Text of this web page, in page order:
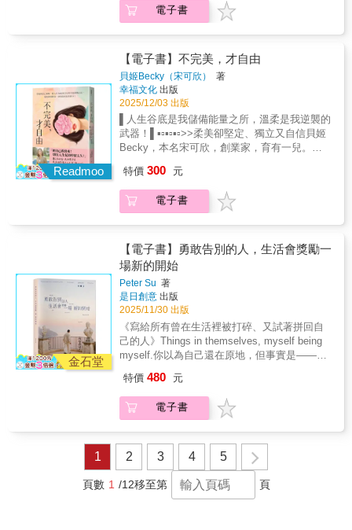
活的縮影；一段段故事，是人生的百味。」──
育兒中斷職涯十年，從企業職場轉身，偶然間
進入了江南小吃店的賽道，每天和形色人等打
交道，以真誠服務與細膩觀察，寫下與客人間
的溫暖互動。每道料理都藏著故事，每份服務
都是蘊藏哲思，讓讀者暖胃暖心，一同品味人
生。」──林佳樺作家【廣大讀者暖心推薦】
★ 這是許多讀者都能產生共鳴的人生故事。★
帶有小說色彩的真實故事，既貼切又有趣。★
每次去江南車站附近，我一定會去這家小吃
者索取簽名嗎？★ 作者描繪日常生活中的微小
經歷，如同溫柔的海浪那般，向讀者傳達同
情、安慰和勇氣，這讓我感到溫暖，也讓我微
笑。★ 這本書會讓你回顧忙碌生活中錯過的和
認為理所當然的事情。這是一本適合在疲憊而
艱難的一天裡閱讀的書，尤其是當你需要一個
新的視角來看待生活時。★ 與其說是極其濃烈
或深刻的事物，不如說是大家一起享用、一起
回憶的小吃；與其說是令人驚嘆的菜餚，不如
說是美味、享受、療癒的小吃。我覺得這本書
的魅力就在於會讓你開懷大笑，並且在笑中成
長。
書中的一些思考關於世代差異│與其說一代不如
一代，其實是一代不同於一代。 關於贏在起跑
點│我們只歌頌開花的樹，卻忘了土壤不一樣。
關於刺蝟般的我們│刺，不是為了攻擊別人，而
是為了保護自己不被貼上標籤。關於真相│每一
次我們以為「看懂了」，其實只是看到一件事
情「足以讓我們生氣」的部分。關於夢想│許多
我們以為天生注定的夢想，其實來自於偶然的
探索與嘗試，在日常生活的點滴中慢慢浮現。
本書特色寫給成長路上迷路過、掙扎過、懷疑
過的你──‧有溫度又犀利的生活故事，帶領讀者
進入與自我、世代的對話。為被誤解的年輕心
靈發聲，也試圖體會不同世代的差異。‧ 每個人
都有自己的「人生出廠設定」，即使我們無法
全然體會，也可以學習尊重、理解。‧重新註釋
離理想中的自己，越來越遠……．長大，不是
添麻煩；追求一份體面的工作、過著看起來穩
定的人生；把情緒藏起來，把自己塞進別人期
待的框架，努力成為「像樣的大人」。但，這
種「樣子」，真的是自己想要的嗎？本書作者
宮能安真切地分享自己在成為「像樣大人」的
路上，所面對的疑惑、卡關、掙扎與各種生活
反思。希望透過文字，陪伴你：對自己的卡
住，多一點理解； 對他人的笨拙，多一點寬
容；對那些習以為常的標準，多一點質問。慢
書中的一些思考關於世代差異│與其說一代不如
一代，其實是一代不同於一代。 關於贏在起跑
點│我們只歌頌開花的樹，卻忘了土壤不一樣。
關於刺蝟般的我們│刺，不是為了攻擊別人，而
是為了保護自己不被貼上標籤。關於真相│每一
次我們以為「看懂了」，其實只是看到一件事
情「足以讓我們生氣」的部分。關於夢想│許多
我們以為天生注定的夢想，其實來自於偶然的
探索與嘗試，在日常生活的點滴中慢慢浮現。
本書特色寫給成長路上迷路過、掙扎過、懷疑
過的你──‧有溫度又犀利的生活故事，帶領讀者
進入與自我、世代的對話。為被誤解的年輕心
都有自己的「人生出廠設定」，即使我們無法
全然體會，也可以學習尊重、理解。‧重新註釋
成長路上被預設的「你應該／你不該」，成為
電子書
Readmoo
【電子書】不完美，才自由
貝姬Becky（宋可欣）
著
幸福文化 出版
2025/12/03 出版
▌人生谷底是我儲備能量之所，溫柔是我逆襲的
武器！▌▪️▫️▪️▫️▪️▫️>>柔美卻堅定、獨立又自信貝姬
Becky，本名宋可欣，創業家，育有一兒。長
有專業研究與實踐，更對美感有獨特且敏銳的
見解。在這本書中，她希望呈現的不只是創業
者的堅韌與專業，更是一種「柔美卻堅定、獨
裡找到力量，也能汲取她那份不畏困境、勇於
突破的精神。這本書不僅是她人生故事的分
享，更是一份獻給每位正在追尋自我價值與內
在力量讀者的靈感與啟發。∇不完美，是種自由
 跨出去：不讓焦慮設限，從小步開始，立刻
去做才能突破。 翻盤契機：學會自我和解、
接受不完美，才能汲取力量成長。 創造好
運：整理空間，用心照顧生活細節，自然吸引
好運。∇在壓力中，找到與自己和解的智慧
Set boundary：為自己設下界線，與過去劃清
立安心心境。 與自己和解：接納過去，才能
獲得真正自由。∇在關係中，學會用真心與人品
相處 放下糾結：主動靠近家人，透過小行動
累積信任，迎來好運。 愛出者愛返：即使忙
碌也重視親子互動，無私的愛會自然回到自己
身上。 獨立：女性從掌握經濟自主開始，學
會為自己做決定，才能主導人生。∇在快節奏
裡，學會慢下來，珍惜當下 儀式感：用一杯
特價 300 元
電子書
金石堂
【電子書】勇敢告別的人，生活會獎勵一
場新的開始
Peter Su 著
是日創意 出版
2025/11/30 出版
《寫給所有曾在生活裡被打碎、又試著拼回自
己的人》Things in themselves, myself being
myself.你以為自己還在原地，但事實是——你
的早晨，那就是一種前進，那就是在痊癒。即
使當時你並不覺得自己有多堅強。 沒有任何地
方比昨天還要遙遠，你穿過了那場崩潰、失望
而成，愛情、傷口、遺憾、笑聲，缺一不可。
不是完美才值得記住，而是拼湊本身，就是一
種愛的方式。”這是一本給自己的成長之書練習
做一個不完美的人「因為癒合不是為了把自
特價 480 元
電子書
1 2 3 4 5
頁數 1 /12移至第 頁